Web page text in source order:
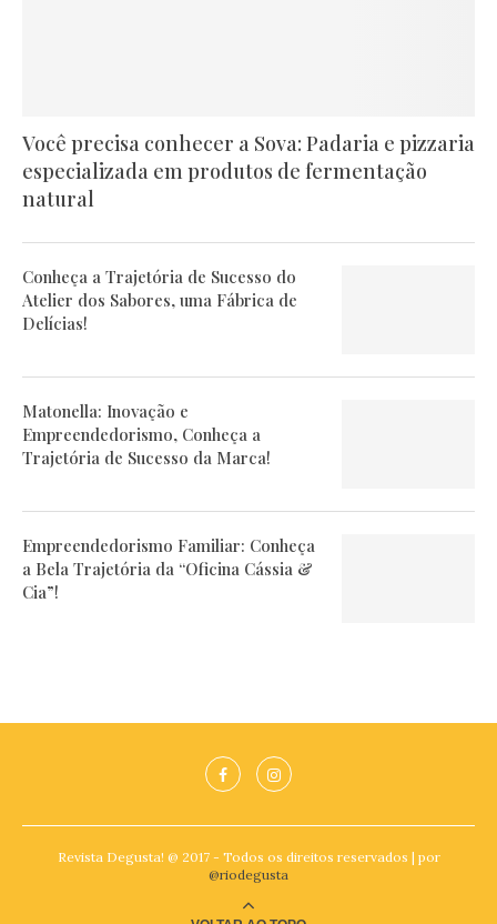
Você precisa conhecer a Sova: Padaria e pizzaria
especializada em produtos de fermentação
natural
Conheça a Trajetória de Sucesso do
Atelier dos Sabores, uma Fábrica de
Delícias!
Matonella: Inovação e
Empreendedorismo, Conheça a
Trajetória de Sucesso da Marca!
Empreendedorismo Familiar: Conheça
a Bela Trajetória da “Oficina Cássia &
Cia”!
Revista Degusta! @ 2017 - Todos os direitos reservados | por
@riodegusta